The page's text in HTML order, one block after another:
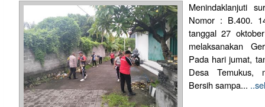
Menindaklanjuti
Nomor : B.400.
tanggal 27
melaksanakan
Pada hari jumat,
Desa Temukus,
Bersih sampa...